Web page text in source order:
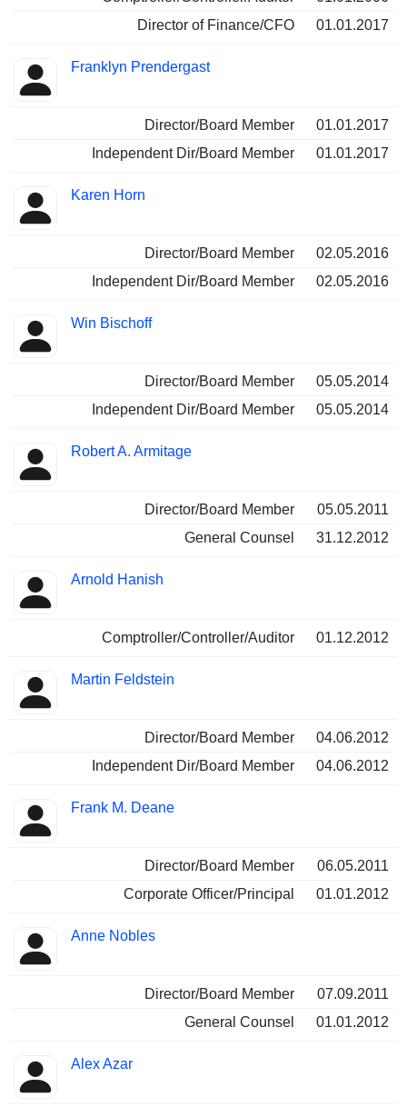
Director of Finance/CFO
01.01.2017
Franklyn Prendergast
Director/Board Member
01.01.2017
Independent Dir/Board Member
01.01.2017
Karen Horn
Director/Board Member
02.05.2016
Independent Dir/Board Member
02.05.2016
Win Bischoff
Director/Board Member
05.05.2014
Independent Dir/Board Member
05.05.2014
Robert A. Armitage
Director/Board Member
05.05.2011
General Counsel
31.12.2012
Arnold Hanish
Comptroller/Controller/Auditor 01.12.2012
Martin Feldstein
Director/Board Member
04.06.2012
Independent Dir/Board Member
04.06.2012
Frank M. Deane
Director/Board Member
06.05.2011
Corporate Officer/Principal
01.01.2012
Anne Nobles
Director/Board Member
07.09.2011
General Counsel
01.01.2012
Alex Azar